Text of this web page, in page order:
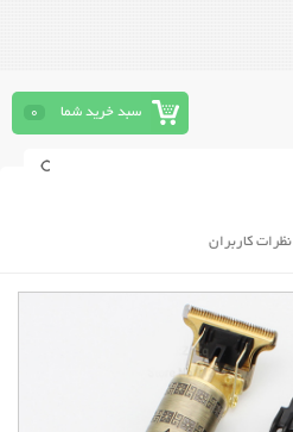
سبد خرید شما 0
نظرات کاربران